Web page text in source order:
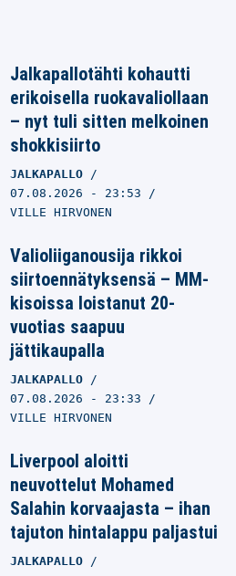
Jalkapallotähti kohautti
erikoisella ruokavaliollaan
– nyt tuli sitten melkoinen
shokkisiirto
JALKAPALLO
07.08.2026 - 23:53
VILLE HIRVONEN
Valioliiganousija rikkoi
siirtoennätyksensä – MM-
kisoissa loistanut 20-
vuotias saapuu
jättikaupalla
JALKAPALLO
07.08.2026 - 23:33
VILLE HIRVONEN
Liverpool aloitti
neuvottelut Mohamed
Salahin korvaajasta – ihan
tajuton hintalappu paljastui
JALKAPALLO